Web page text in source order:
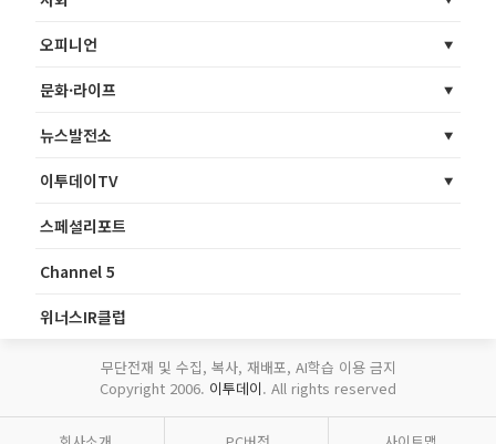
오피니언
문화·라이프
뉴스발전소
이투데이TV
스페셜리포트
Channel 5
위너스IR클럽
무단전재 및 수집, 복사, 재배포, AI학습 이용 금지
Copyright 2006. 이투데이. All rights reserved